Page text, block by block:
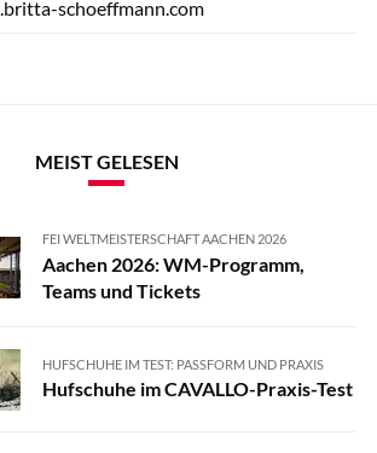
schoeffmann.com
MEIST GELESEN
FEI WELTMEISTERSCHAFT AACHEN 2026
Aachen 2026: WM-Programm,
Teams und Tickets
HUFSCHUHE IM TEST: PASSFORM UND PRAXIS
Hufschuhe im CAVALLO-Praxis-Test